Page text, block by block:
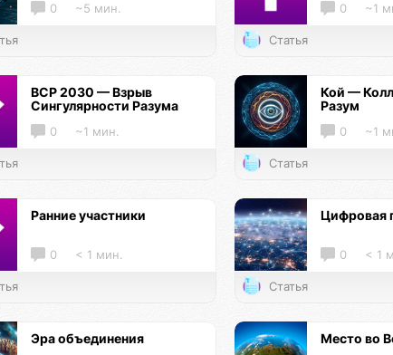
0 ~5 мин. 0 ~1
Статья
ВСР 2030 — Взрыв
Сингулярности Разума
0 ~1 мин.
Кой —
Разум
0 ~1
Статья
Ранние участники
0 < 1 мин.
Цифровая
0 < 1
Статья
Эра объединения Место во